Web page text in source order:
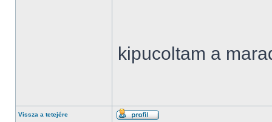
kipucoltam a
Vissza a tetejére